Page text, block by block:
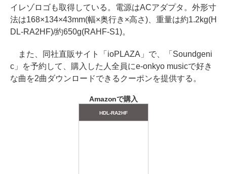
イレゾロゴも取得している。電源はACアダプタ。外形寸
法は168×134×43mm(幅×奥行き×高さ)、重量は約1.2kg(H
DL-RA2HF)/約650g(RAHF-S1)。
また、同社直販サイト「ioPLAZA」で、「Soundgeni
c」を予約して、購入した人全員にe-onkyo musicで好き
な曲を2曲ダウンロードできるクーポンを提供する。
Amazonで購入
HDL-RA2HF